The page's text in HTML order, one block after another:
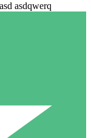
asdqwerq